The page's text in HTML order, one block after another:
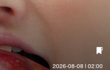
02:00 | 2026-08-08